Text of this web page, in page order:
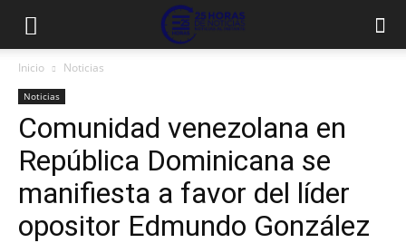
Inicio Noticias
Noticias
Comunidad venezolana en
República Dominicana se
manifiesta a favor del líder
opositor Edmundo González